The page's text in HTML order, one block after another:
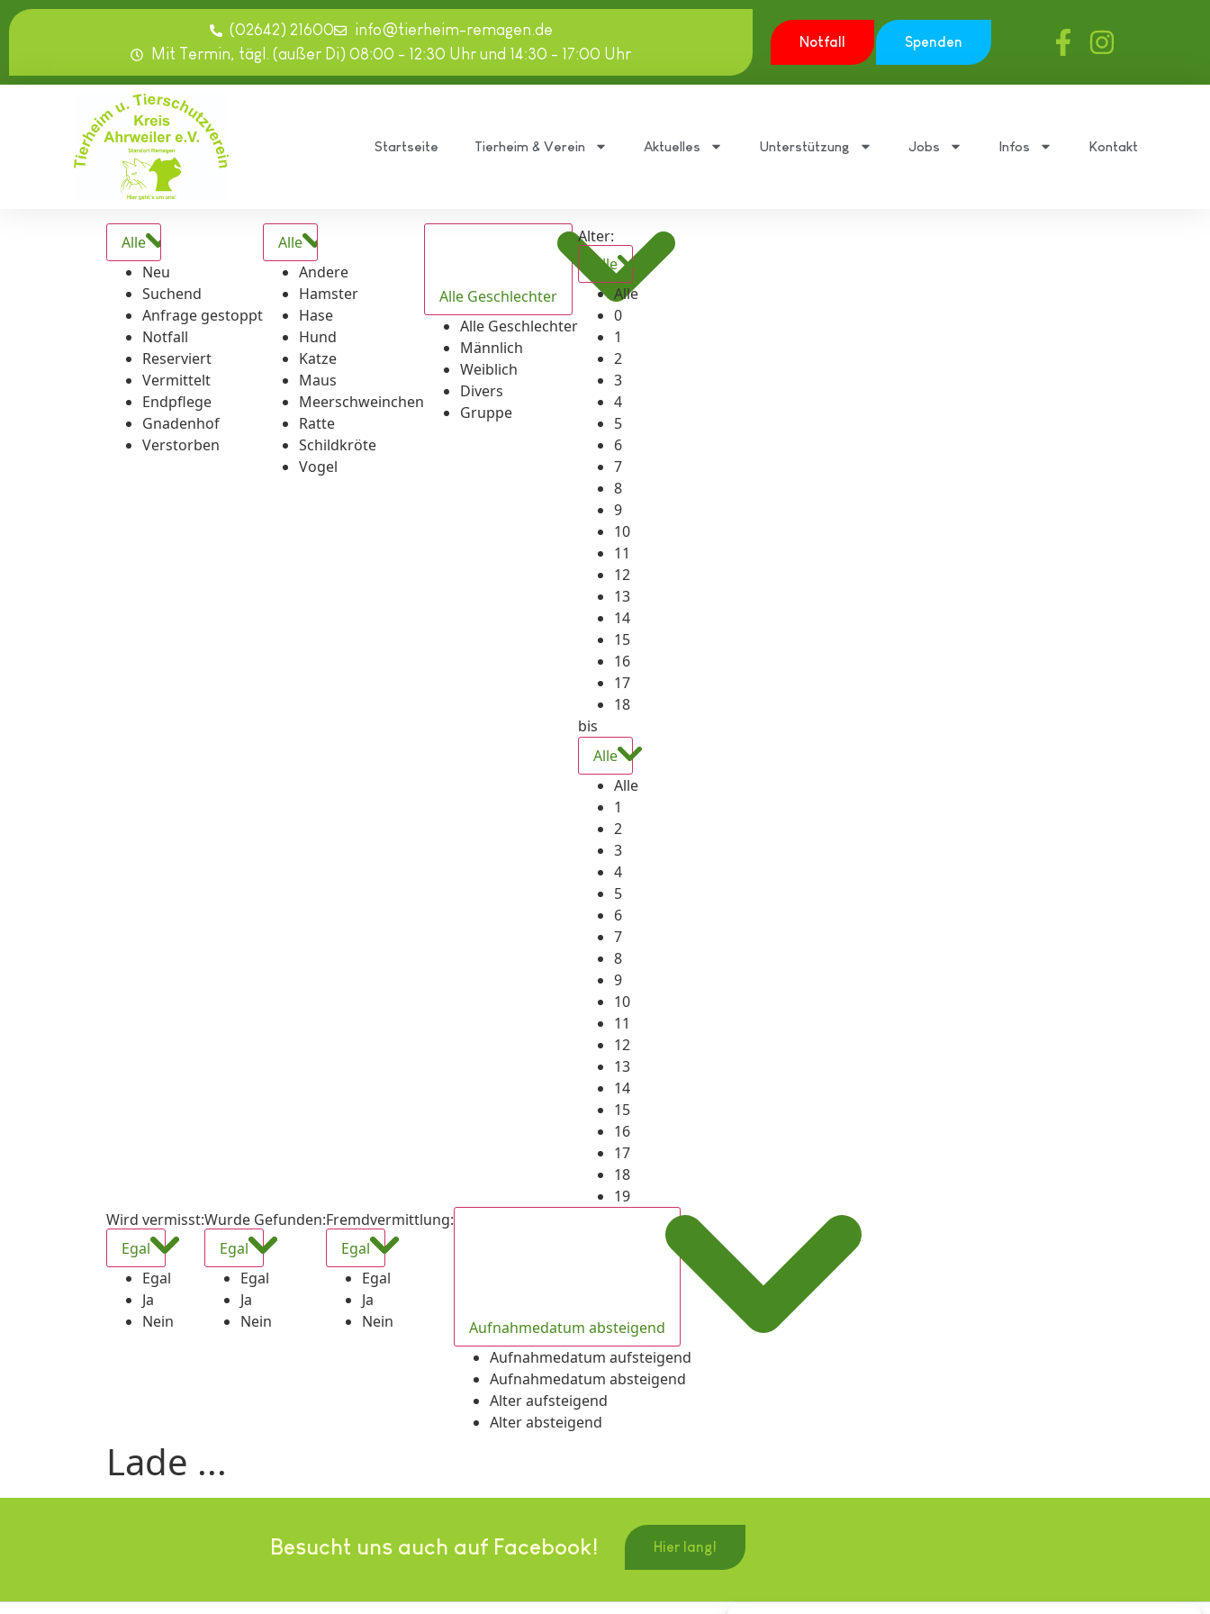
springen
(02642) 21600
info@tierheim-remagen.de
Mit Termin, tägl. (außer Di) 08:00 - 12:30 Uhr und 14:30 - 17:00 Uhr
Notfall Spenden
Startseite Tierheim & Verein Aktuelles Unterstützung Jobs Infos Kontakt
Alle
Neu
Suchend
Anfrage gestoppt
Notfall
Reserviert
Vermittelt
Endpflege
Gnadenhof
Verstorben
Alle
Andere
Hamster
Hase
Hund
Katze
Maus
Meerschweinchen
Ratte
Schildkröte
Vogel
Alle Geschlechter
Alle Geschlechter
Männlich
Weiblich
Divers
Gruppe
Alter:
Alle
Alle
0
1
2
3
4
5
6
7
8
9
10
11
12
13
14
15
16
17
18
bis
Alle
Alle
1
2
3
4
5
6
7
8
9
10
11
12
13
14
15
16
17
18
19
Wird vermisst:
Egal
Egal
Ja
Nein
Wurde Gefunden:
Egal
Egal
Ja
Nein
Fremdvermittlung:
Egal
Egal
Ja
Nein
Aufnahmedatum absteigend
Aufnahmedatum aufsteigend
Aufnahmedatum absteigend
Alter aufsteigend
Alter absteigend
Lade ...
Besucht uns auch auf Facebook! Hier lang!